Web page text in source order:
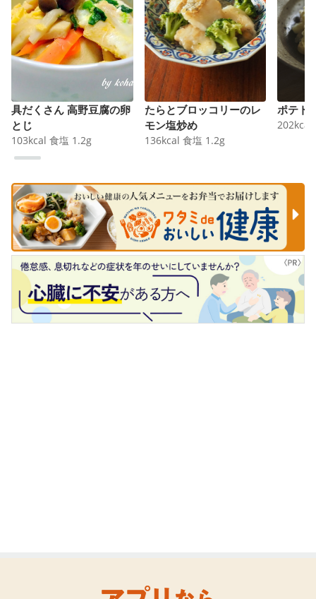
具だくさん 高野豆腐の卵
とじ
103kcal 食塩 1.2g
たらとブロッコリーのレ
モン塩炒め
136kcal 食塩 1.2g
ポテト
202kcal